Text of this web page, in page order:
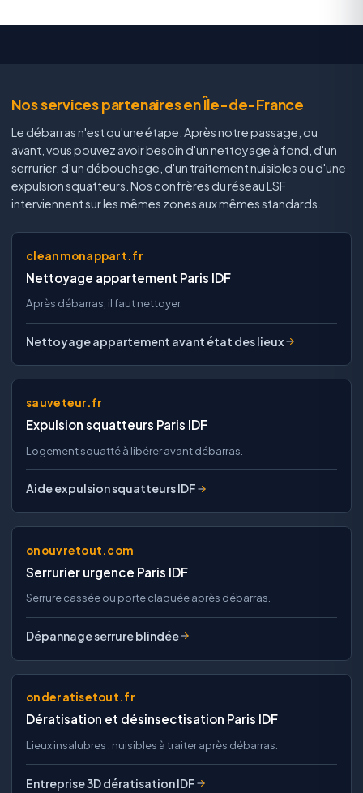
Nos services partenaires en Île-de-France
Le débarras n'est qu'une étape. Après notre passage, ou
avant, vous pouvez avoir besoin d'un nettoyage à fond, d'un
serrurier, d'un débouchage, d'un traitement nuisibles ou d'une
expulsion squatteurs. Nos confrères du réseau LSF
interviennent sur les mêmes zones aux mêmes standards.
cleanmonappart.fr
Nettoyage appartement Paris IDF
Après débarras, il faut nettoyer.
Nettoyage appartement avant état des lieux
sauveteur.fr
Expulsion squatteurs Paris IDF
Logement squatté à libérer avant débarras.
Aide expulsion squatteurs IDF
onouvretout.com
Serrurier urgence Paris IDF
Serrure cassée ou porte claquée après débarras.
Dépannage serrure blindée
onderatisetout.fr
Dératisation et désinsectisation Paris IDF
Lieux insalubres : nuisibles à traiter après débarras.
Entreprise 3D dératisation IDF